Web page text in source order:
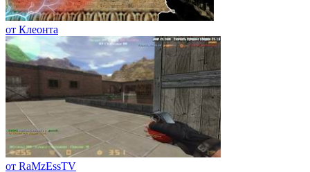
от Клеонта
от RaMzEssTV